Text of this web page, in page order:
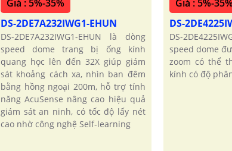
Giá : 5%-35%
DS-2DE7A232IWG1-EHUN
DS-2DE7A232IWG1-EHUN là dòng
speed dome trang bị ống kính
quang học lên đến 32X giúp giám
sát khoảng cách xa, nhìn ban đêm
bằng hồng ngoại 200m, hỗ trợ tính
năng AcuSense nâng cao hiệu quả
giám sát an ninh, có tốc độ lấy nét
cao nhờ công nghệ Self-learning
Giá : 5%-
DS-
DS-
speed dome
zoom có thể
kính có độ